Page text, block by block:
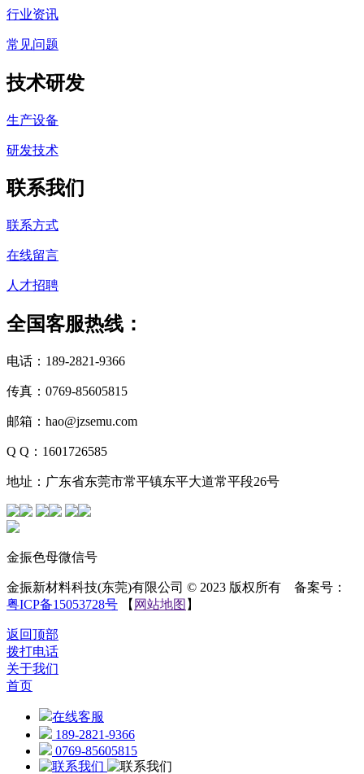
行业资讯
常见问题
技术研发
生产设备
研发技术
联系我们
联系方式
在线留言
人才招聘
全国客服热线：
电话：189-2821-9366
传真：0769-85605815
邮箱：hao@jzsemu.com
Q Q：1601726585
地址：广东省东莞市常平镇东平大道常平段26号
金振色母微信号
金振新材料科技(东莞)有限公司 © 2023 版权所有 备案号：
粤ICP备15053728号 【 网站地图 】
返回顶部
拨打电话
关于我们
首页
在线客服
189-2821-9366
0769-85605815